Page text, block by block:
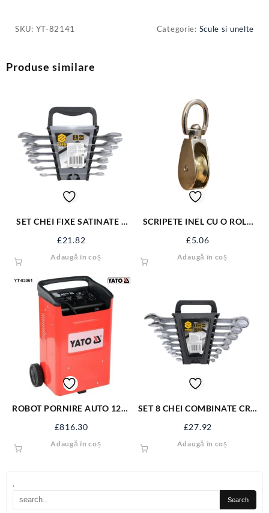
.
SKU: YT-82141 Categorie: Scule si unelte
Produse similare
SET CHEI FIXE SATINATE 6
£21.82
Adaugă în coș
SCRIPETE INEL CU O ROLA
£5.06
Adaugă în coș
ROBOT PORNIRE AUTO 12V-
£816.30
Adaugă în coș
SET 8 CHEI COMBINATE CR –
£27.92
Adaugă în coș